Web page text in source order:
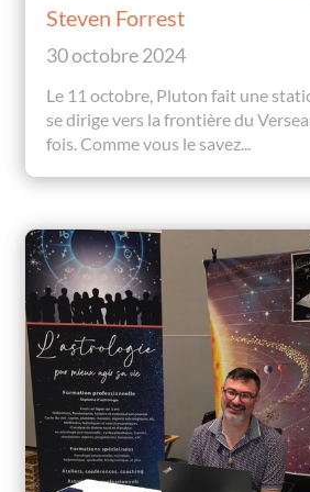
Steven Forrest
30 octobre 2024
Le 11 octobre, Pluton fait une
se dirige vers la frontière du
fois. Comme vous le savez...